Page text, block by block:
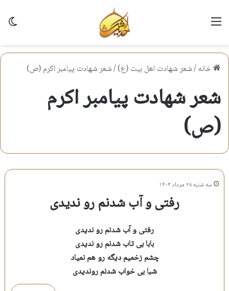
منو
خانه/شعر شهادت اهل بيت (ع)/شعر شهادت پيامبر اكرم (ص)
شعر شهادت پيامبر اكرم
(ص)
سه شنبه ۲۸ مرداد ۱۴۰۴
رفتی و آب شدنم رو ندیدی
رفتی و آب شدنم رو ندیدی
بابا بی تاب شدنم رو ندیدی
چشم زخمیم دیگه رو هم نمیاد
شبا بی خواب شدنم روندیدی